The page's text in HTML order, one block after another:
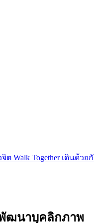
จิต Walk Together เดินด้ว
ฒนาบุคลิกภาพ